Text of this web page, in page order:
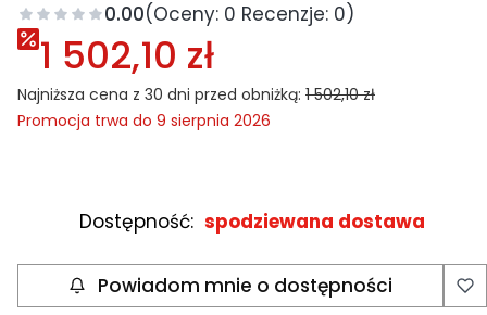
0.00(Oceny: 0 Recenzje: 0)
1 502,10 zł
Najniższa cena z 30 dni przed obniżką: 1 502,10 zł
Promocja trwa do 9 sierpnia 2026
Dostępność: spodziewana dostawa
Powiadom mnie o dostępności